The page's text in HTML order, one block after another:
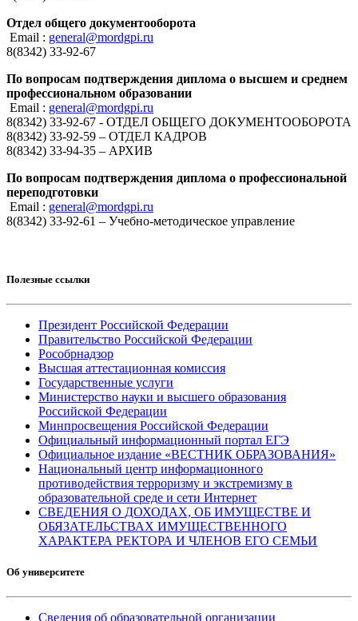
Отдел общего документооборота
Email : general@mordgpi.ru
8(8342) 33-92-67
По вопросам подтверждения диплома о высшем и среднем
профессиональном образовании
Email : general@mordgpi.ru
8(8342) 33-92-67 - ОТДЕЛ ОБЩЕГО ДОКУМЕНТООБОРОТА
8(8342) 33-92-59 – ОТДЕЛ КАДРОВ
8(8342) 33-94-35 – АРХИВ
По вопросам подтверждения диплома о профессиональной
переподготовки
Email : general@mordgpi.ru
8(8342) 33-92-61 – Учебно-методическое управление
Полезные ссылки
Президент Российской Федерации
Правительство Российской Федерации
Рособрнадзор
Высшая аттестационная комиссия
Государственные услуги
Министерство науки и высшего образования
Российской Федерации
Минпросвещения Российской Федерации
Официальный информационный портал ЕГЭ
Официальное издание «ВЕСТНИК ОБРАЗОВАНИЯ»
Национальный центр информационного
противодействия терроризму и экстремизму в
образовательной среде и сети Интернет
СВЕДЕНИЯ О ДОХОДАХ, ОБ ИМУЩЕСТВЕ И
ОБЯЗАТЕЛЬСТВАХ ИМУЩЕСТВЕННОГО
ХАРАКТЕРА РЕКТОРА И ЧЛЕНОВ ЕГО СЕМЬИ
Об университете
Сведения об образовательной организации